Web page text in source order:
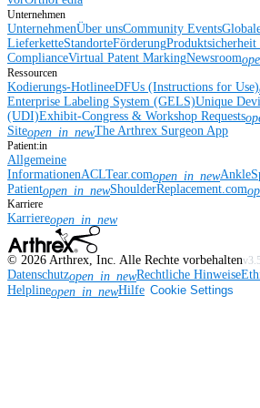
Unternehmen
UnternehmenÜber unsCommunity Events
LieferketteStandorteFörderungProduktsicherheit
ComplianceVirtual Patent MarkingNewsroom
Ressourcen
Kodierungs-HotlineeDFUs (Instructions for Use)
Enterprise Labeling System (GELS)Unique
(UDI)Exhibit-Congress & Workshop Requests
Siteopen_in_newThe Arthrex Surgeon App
Patient:in
Allgemeine
InformationenACLTear.comopen_in_new
Patientopen_in_newShoulderReplacement.com
Karriere
Karriereopen_in_new
© 2026 Arthrex, Inc. Alle Rechte vorbehalten
Datenschutzopen_in_newRechtliche Hinweise
Helplineopen_in_newHilfe Cookie Settings